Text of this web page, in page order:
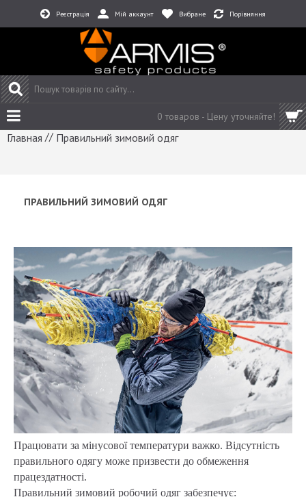
Реєстрація Мій аккаунт Вибране Порівняння
0 товаров - Цену уточняйте!
Главная // Правильний зимовий одяг
ПРАВИЛЬНИЙ ЗИМОВИЙ ОДЯГ
Працювати за мінусової температури важко. Відсутність
правильного одягу може призвести до обмеження
працездатності.
Правильний зимовий робочий одяг забезпечує: